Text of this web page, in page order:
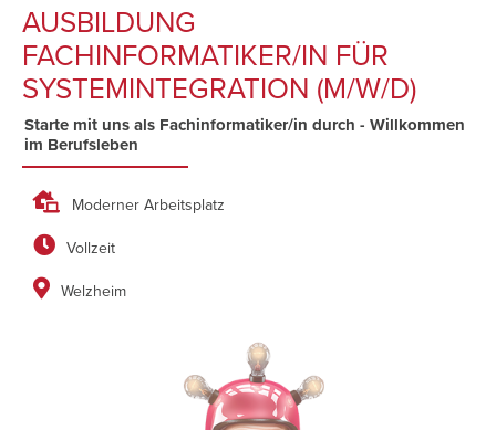
AUSBILDUNG
FACHINFORMATIKER/IN FÜR
SYSTEMINTEGRATION (M/W/D)
Starte mit uns als Fachinformatiker/in durch - Willkommen
im Berufsleben
 Moderner Arbeitsplatz
 Vollzeit
 Welzheim